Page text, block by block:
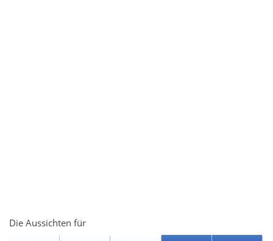
Die Aussichten für